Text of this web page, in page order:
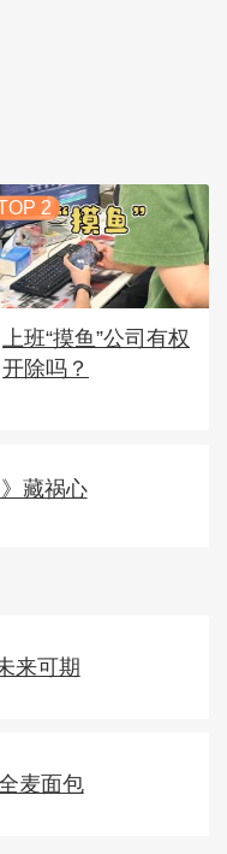
2
上班“摸鱼”公司有权
开除吗？
藏祸心
来可期
麦面包